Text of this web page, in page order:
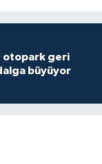
otopark geri
büyüyor